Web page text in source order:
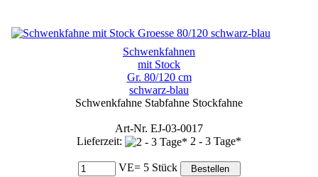
Schwenkfahnen
mit Stock
Gr. 80/120 cm
schwarz-blau
Schwenkfahne Stabfahne Stockfahne
Art-Nr. EJ-03-0017
Lieferzeit:
2 - 3 Tage*
VE= 5 Stück